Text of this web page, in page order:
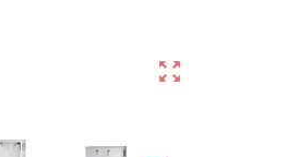
zoom_out_map